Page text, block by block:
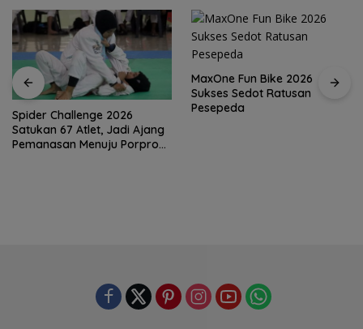
MaxOne Fun Bike 2026
Sukses Sedot Ratusan
Pesepeda
Jadikan Batam Destinasi